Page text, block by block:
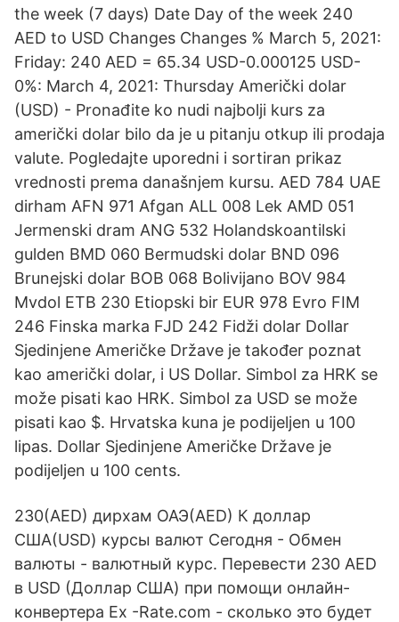
the week (7 days) Date Day of the week 240
AED to USD Changes Changes % March 5, 2021:
Friday: 240 AED = 65.34 USD-0.000125 USD-
0%: March 4, 2021: Thursday Američki dolar
(USD) - Pronađite ko nudi najbolji kurs za
američki dolar bilo da je u pitanju otkup ili prodaja
valute. Pogledajte uporedni i sortiran prikaz
vrednosti prema današnjem kursu. AED 784 UAE
dirham AFN 971 Afgan ALL 008 Lek AMD 051
Jermenski dram ANG 532 Holandskoantilski
gulden BMD 060 Bermudski dolar BND 096
Brunejski dolar BOB 068 Bolivijano BOV 984
Mvdol ETB 230 Etiopski bir EUR 978 Evro FIM
246 Finska marka FJD 242 Fidži dolar Dollar
Sjedinjene Američke Države je također poznat
kao američki dolar, i US Dollar. Simbol za HRK se
može pisati kao HRK. Simbol za USD se može
pisati kao $. Hrvatska kuna je podijeljen u 100
lipas. Dollar Sjedinjene Američke Države je
podijeljen u 100 cents.
230(AED) дирхам ОАЭ(AED) К доллар
США(USD) курсы валют Сегодня - Обмен
валюты - валютный курс. Перевести 230 AED
в USD (Доллар США) при помощи онлайн-
конвертера Ex -Rate.com - сколько это будет